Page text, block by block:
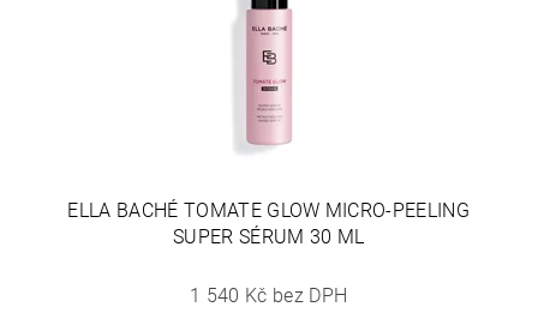
ELLA BACHÉ TOMATE GLOW MICRO-PEELING
SUPER SÉRUM 30 ML
1 540 Kč bez DPH